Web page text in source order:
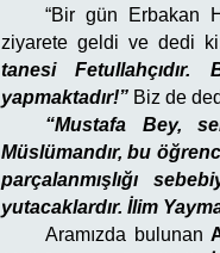
“Bir gün Erbakan
ziyarete geldi ve dedi
tanesi
yapmaktadır!” Biz de
“Mustafa Bey,
Müslümandır, bu
parçalanmışlığı
yutacaklardır. İlim
Aramızda bulunan